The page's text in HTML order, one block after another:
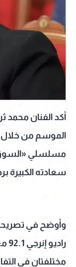
أكد الفنان محمد
الموسم من خلال
مسلسلي «السوق
سعادته الكبيرة
وأوضح في
مختلفتان في